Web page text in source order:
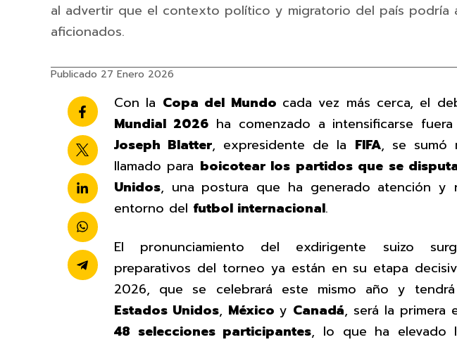
al advertir que el contexto político y migratorio del país podría
aficionados.
Publicado 27 Enero 2026
Con la Copa del Mundo cada vez más cerca, el
Mundial 2026ha comenzado a intensificarse
Joseph Blatter, expresidente de la FIFA, se sumó
llamado para boicotear los partidos que se
Unidos, una postura que ha generado atención y
entorno del futbol internacional.
El pronunciamiento del exdirigente suizo
preparativos del torneo ya están en su etapa
2026, que se celebrará este mismo año y
Estados Unidos, México y Canadá, será la primera
48 selecciones participantes, lo que ha elevado